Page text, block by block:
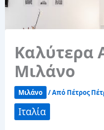
Καλύτερα
Μιλάνο
Μιλάνο / Από Πέτρος
Ιταλία